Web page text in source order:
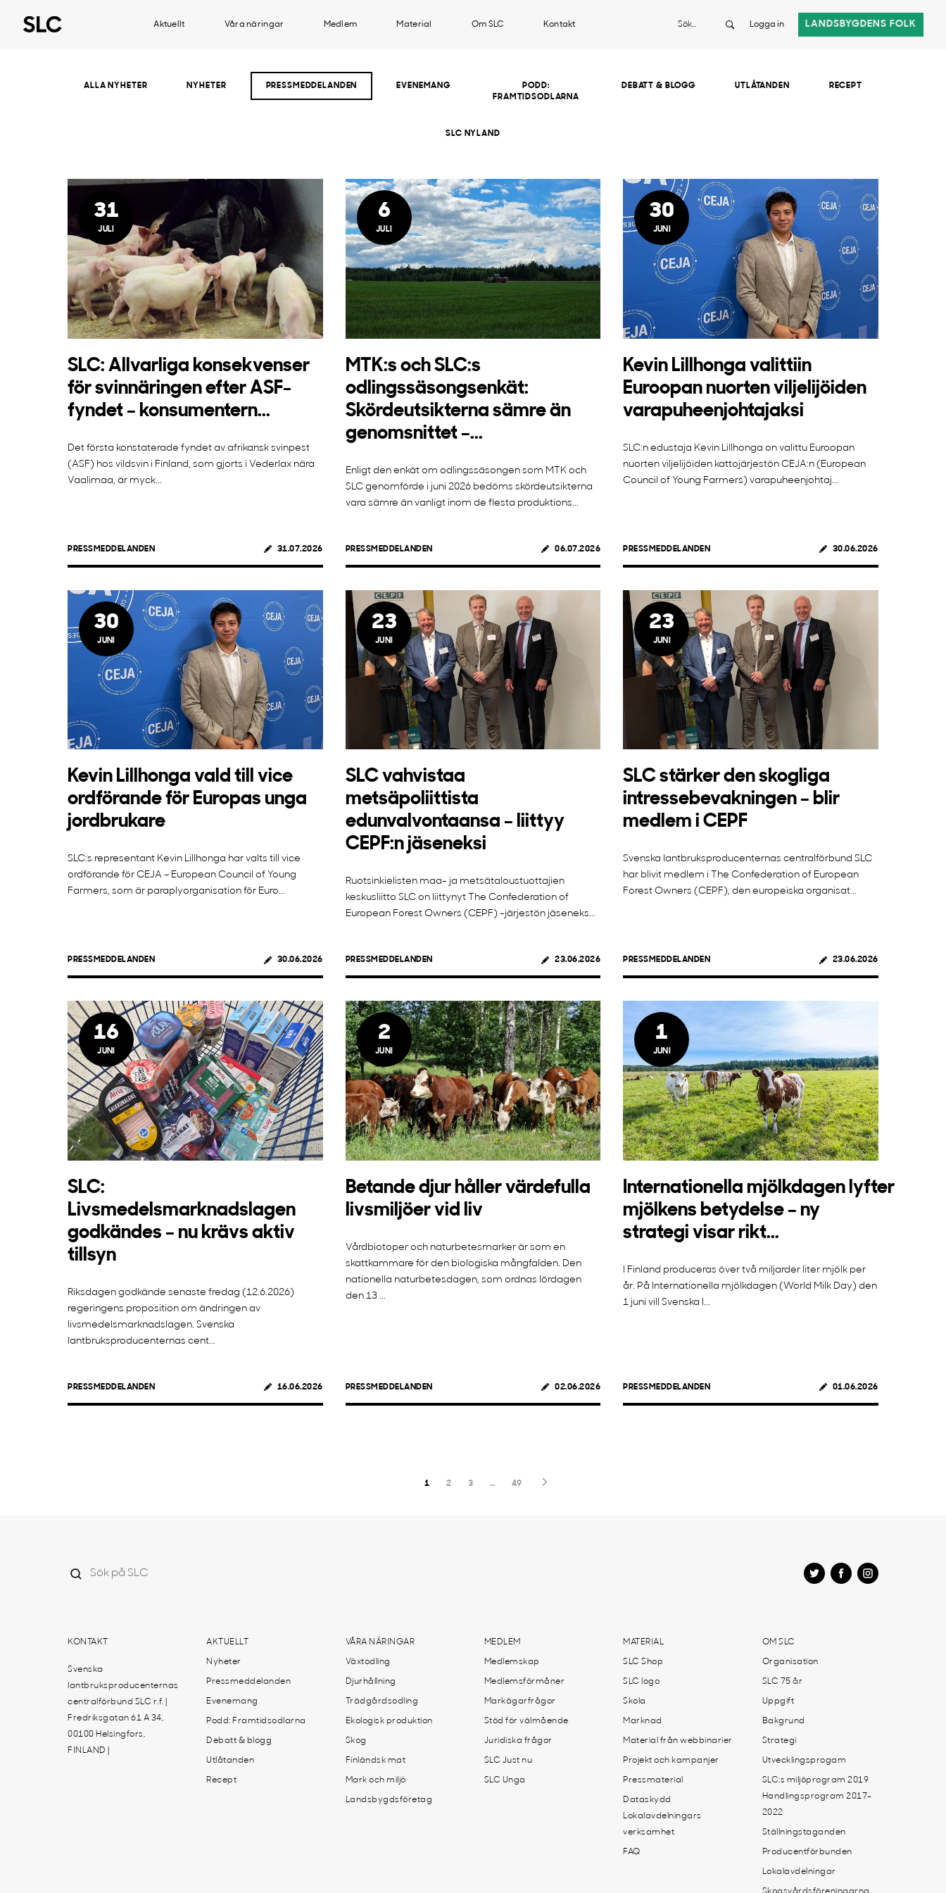
Aktuellt Våra näringar Medlem Material Om SLC Kontakt Sök Logga in LANDSBYGDENS FOLK
ALLA NYHETER NYHETER PRESSMEDDELANDEN EVENEMANG
PODD:
FRAMTIDSODLARNA
DEBATT & BLOGG UTLÅTANDEN RECEPT
SLC NYLAND
31
JULI
SLC: Allvarliga konsekvenser
för svinnäringen efter ASF-
fyndet – konsumentern...
Det första konstaterade fyndet av afrikansk svinpest
(ASF) hos vildsvin i Finland, som gjorts i Vederlax nära
Vaalimaa, är myck...
PRESSMEDDELANDEN 31.07.2026
6
JULI
MTK:s och SLC:s
odlingssäsongsenkät:
Skördeutsikterna sämre än
genomsnittet –...
Enligt den enkät om odlingssäsongen som MTK och
SLC genomförde i juni 2026 bedöms skördeutsikterna
vara sämre än vanligt inom de flesta produktions...
PRESSMEDDELANDEN 06.07.2026
30
JUNI
Kevin Lillhonga valittiin
Euroopan nuorten viljelijöiden
varapuheenjohtajaksi
SLC:n edustaja Kevin Lillhonga on valittu Euroopan
nuorten viljelijöiden kattojärjestön CEJA:n (European
Council of Young Farmers) varapuheenjohtaj...
PRESSMEDDELANDEN 30.06.2026
30
JUNI
Kevin Lillhonga vald till vice
ordförande för Europas unga
jordbrukare
SLC:s representant Kevin Lillhonga har valts till vice
ordförande för CEJA – European Council of Young
Farmers, som är paraplyorganisation för Euro...
PRESSMEDDELANDEN 30.06.2026
23
JUNI
SLC vahvistaa
metsäpoliittista
edunvalvontaansa – liittyy
CEPF:n jäseneksi
Ruotsinkielisten maa- ja metsätaloustuottajien
keskusliitto SLC on liittynyt The Confederation of
European Forest Owners (CEPF) -järjestön jäseneks...
PRESSMEDDELANDEN 23.06.2026
23
JUNI
SLC stärker den skogliga
intressebevakningen – blir
medlem i CEPF
Svenska lantbruksproducenternas centralförbund SLC
har blivit medlem i The Confederation of European
Forest Owners (CEPF), den europeiska organisat...
PRESSMEDDELANDEN 23.06.2026
16
JUNI
SLC:
Livsmedelsmarknadslagen
godkändes – nu krävs aktiv
tillsyn
Riksdagen godkände senaste fredag (12.6.2026)
regeringens proposition om ändringen av
livsmedelsmarknadslagen. Svenska
lantbruksproducenternas cent...
PRESSMEDDELANDEN 16.06.2026
2
JUNI
Betande djur håller värdefulla
livsmiljöer vid liv
Vårdbiotoper och naturbetesmarker är som en
skattkammare för den biologiska mångfalden. Den
nationella naturbetesdagen, som ordnas lördagen
den 13 ...
PRESSMEDDELANDEN 02.06.2026
1
JUNI
Internationella mjölkdagen lyfter
mjölkens betydelse – ny
strategi visar rikt...
I Finland produceras över två miljarder liter mjölk per
år. På Internationella mjölkdagen (World Milk Day) den
1 juni vill Svenska l...
PRESSMEDDELANDEN 01.06.2026
1 2 3 … 49
KONTAKT
Svenska
lantbruksproducenternas
centralförbund SLC r.f. |
Fredriksgatan 61 A 34,
00100 Helsingfors,
FINLAND |
AKTUELLT
Nyheter
Pressmeddelanden
Evenemang
Podd: Framtidsodlarna
Debatt & blogg
Utlåtanden
Recept
VÅRA NÄRINGAR
Växtodling
Djurhållning
Trädgårdsodling
Ekologisk produktion
Skog
Finländsk mat
Mark och miljö
Landsbygdsföretag
MEDLEM
Medlemskap
Medlemsförmåner
Markägarfrågor
Stöd för välmående
Juridiska frågor
SLC Just nu
SLC Unga
MATERIAL
SLC Shop
SLC logo
Skola
Marknad
Material från webbinarier
Projekt och kampanjer
Pressmaterial
Dataskydd
Lokalavdelningars
verksamhet
FAQ
OM SLC
Organisation
SLC 75 år
Uppgift
Bakgrund
Strategi
Utvecklingsprogam
SLC:s miljöprogram 2019
Handlingsprogram 2017-
2022
Ställningstaganden
Producentförbunden
Lokalavdelningar